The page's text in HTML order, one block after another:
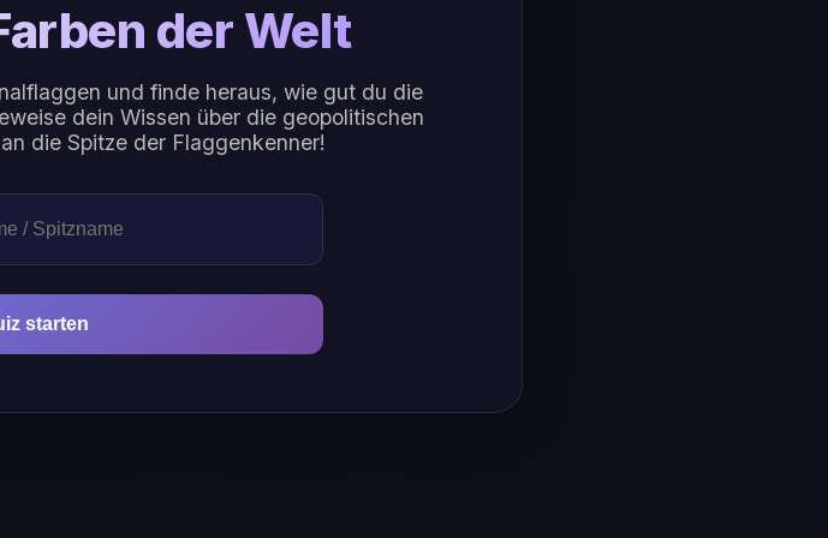
der Welt
und finde heraus, wie gut du die
dein Wissen über die geopolitischen
die Spitze der Flaggenkenner!
starten